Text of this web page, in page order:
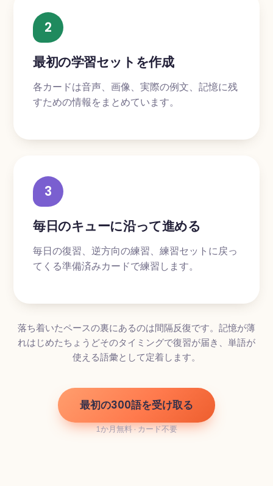
2
最初の学習セットを作成
各カードは音声、画像、実際の例文、記憶に残
すための情報をまとめています。
3
毎日のキューに沿って進める
毎日の復習、逆方向の練習、練習セットに戻っ
てくる準備済みカードで練習します。
落ち着いたペースの裏にあるのは間隔反復です。記憶が薄
れはじめたちょうどそのタイミングで復習が届き、単語が
使える語彙として定着します。
最初の300語を受け取る
1か月無料 · カード不要